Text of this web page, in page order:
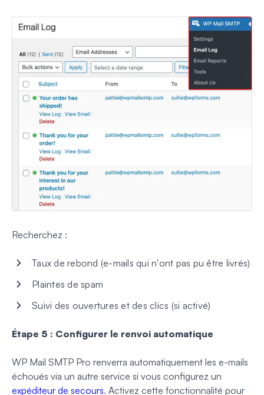
Recherchez :
Taux de rebond (e-mails qui n'ont pas pu être livrés)
Plaintes de spam
Suivi des ouvertures et des clics (si activé)
Étape 5 : Configurer le renvoi automatique
WP Mail SMTP Pro renverra automatiquement les e-mails
échoués via un autre service si vous configurez un
expéditeur de secours. Activez cette fonctionnalité pour